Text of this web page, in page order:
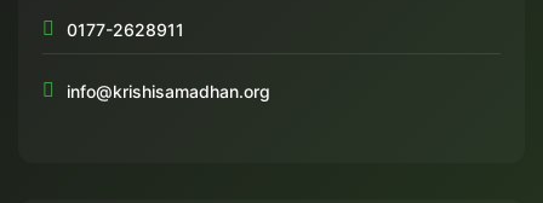
0177-2628911
info@krishisamadhan.org